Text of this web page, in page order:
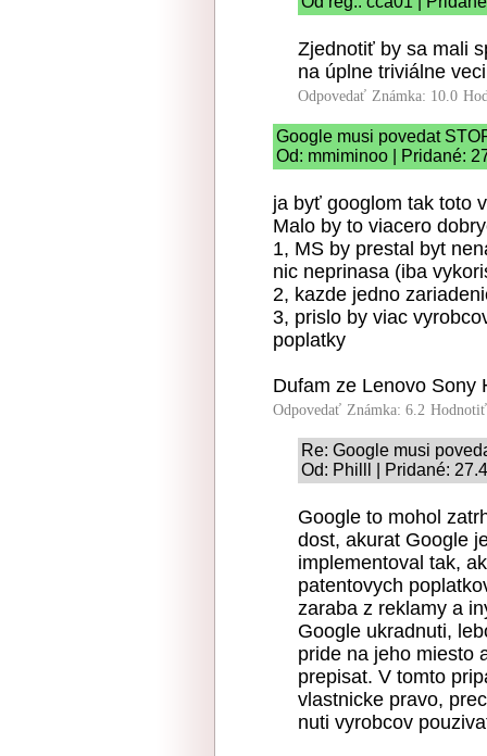
Zjednotiť by sa mali
na úplne triviálne
Odpovedať Známka: 10.0
Google musi povedat
Od: mmiminoo | Pridané:
ja byť googlom tak toto
Malo by to viacero
1, MS by prestal byt
nic neprinasa (iba
2, kazde jedno
3, prislo by viac
poplatky
Dufam ze Lenovo Sony
Odpovedať Známka: 6.2
Re: Google musi
Od: Philll | Pridané:
Google to mohol
dost, akurat Google
implementoval tak,
patentovych
zaraba z reklamy a
Google ukradnuti,
pride na jeho miesto
prepisat. V tomto
vlastnicke pravo,
nuti vyrobcov